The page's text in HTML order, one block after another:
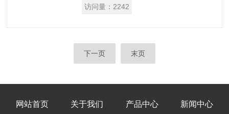
访问量： 2242
下一页 末页
网站首页 关于我们 产品中心 新闻中心